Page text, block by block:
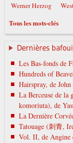
Werner Herzog
Tous les mots-clés
Dernières
Les Bas-fonds de
Hundreds of
Hairspray, de
La Berceuse de
komoriuta), de
La Dernière
Tatouage (刺青,
Vol. II, de Angine